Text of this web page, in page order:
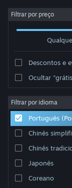
Iniciar sessão
Sobre
Apoio
Alterar idioma
Instala a app móvel
Filtrar por preço
Descontos e
Ocultar
Filtrar por idioma
Português
Chinês
Chinês
Japonês
Coreano
Developer: Shaman
Ordenar por
6 resultados
excluídos com base